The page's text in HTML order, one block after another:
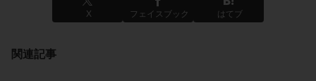
X フェイスブック はてブ
関連記事